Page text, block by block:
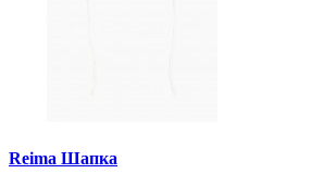
Reima Шапка